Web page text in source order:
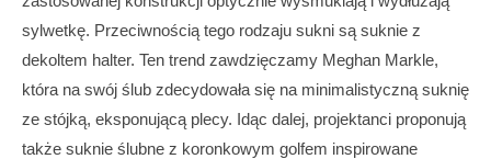
sylwetkę. Przeciwnością tego rodzaju sukni są suknie z
dekoltem halter. Ten trend zawdzięczamy Meghan Markle,
która na swój ślub zdecydowała się na minimalistyczną suknię
ze stójką, eksponującą plecy. Idąc dalej, projektanci proponują
także suknie ślubne z koronkowym golfem inspirowane